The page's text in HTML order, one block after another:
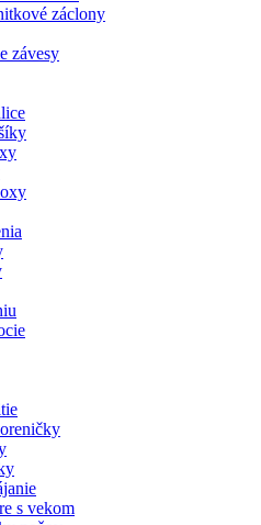
záclony
závesy
s vekom